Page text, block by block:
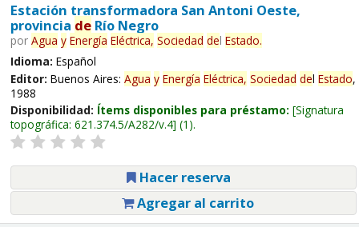
Estación transformadora San Antoni Oeste,
provincia deRío Negro
por Agua y Energía Eléctrica, Sociedad del Estado.
Idioma: Español
Editor: Buenos Aires: Agua y Energía Eléctrica, Sociedad del Estado,
1988
Disponibilidad: Ítems disponibles para préstamo: Signatura
topográfica: 621.374.5/A282/v.4 (1).
Hacer reserva
Agregar al carrito